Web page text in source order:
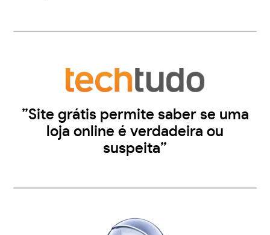
”Site grátis permite saber se uma
loja online é verdadeira ou
suspeita”